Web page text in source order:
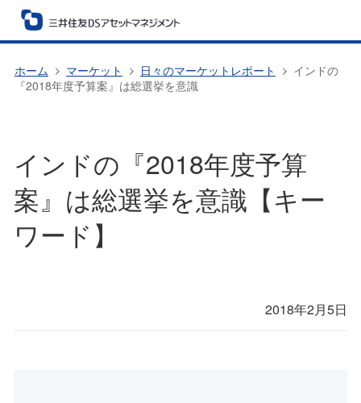
ホーム マーケット 日々のマーケットレポート
インドの
『2018年度予算案』は総選挙を意識
インドの『2018年度予算
案』は総選挙を意識【キー
ワード】
2018年2月5日